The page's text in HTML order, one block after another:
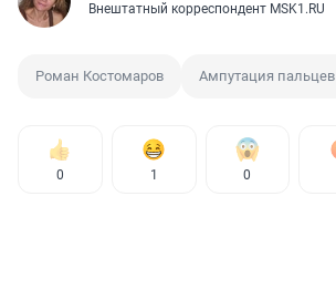
Внештатный корреспондент MSK1.RU
Роман Костомаров Ампутация пальцев
0 1 0